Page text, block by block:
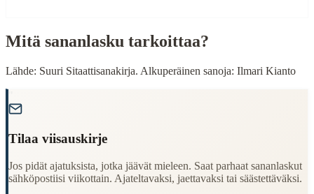
Mitä sananlasku tarkoittaa?
Lähde: Suuri Sitaattisanakirja. Alkuperäinen sanoja: Ilmari Kianto
Tilaa viisauskirje
Jos pidät ajatuksista, jotka jäävät mieleen. Saat parhaat sananlaskut
sähköpostiisi viikottain. Ajateltavaksi, jaettavaksi tai säästettäväksi.